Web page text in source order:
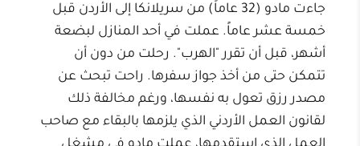
جاءت مادو (32 عاماً) من سريلانكا إلى الأردن قبل
خمسة عشر عاماً. عملت في أحد المنازل لبضعة
أشهر، قبل أن تقرر "الهرب". رحلت من دون أن
تتمكن حتى من أخذ جواز سفرها. راحت تبحث عن
مصدر رزق تعول به نفسها، ورغم مخالفة ذلك
لقانون العمل الأردني الذي يلزمها بالبقاء مع صاحب